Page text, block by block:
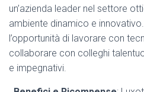
un’azienda leader nel settore
ambiente dinamico e
l’opportunità di lavorare con
collaborare con colleghi
e impegnativi.